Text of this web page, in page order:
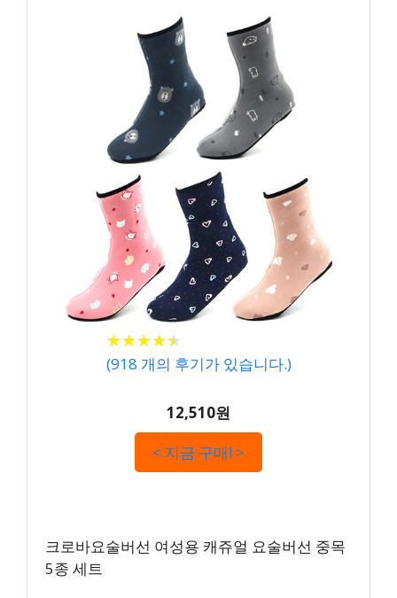
★★★★★
★★★★★
(918 개의 후기가 있습니다.)
12,510원
< 지금 구매! >
크로바요술버선 여성용 캐쥬얼 요술버선 중목
5종 세트